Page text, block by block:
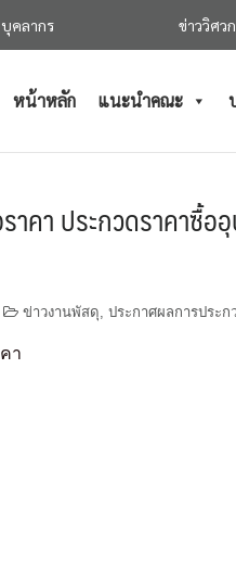
บุคลากร ข่าววิศว
หน้าหลัก แนะนำคณะ
าคา ประกวดราคาซื้
ข่าวงานพัสดุ ประกาศผลการประก
า